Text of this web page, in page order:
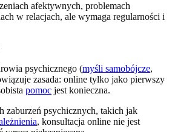
afektywnych, problemach
w relacjach, ale wymaga regularności i
psychicznego (myśli samobójcze,
zasada: online tylko jako pierwszy
pomoc jest konieczna.
zaburzeń psychicznych, takich jak
, konsultacja online nie jest